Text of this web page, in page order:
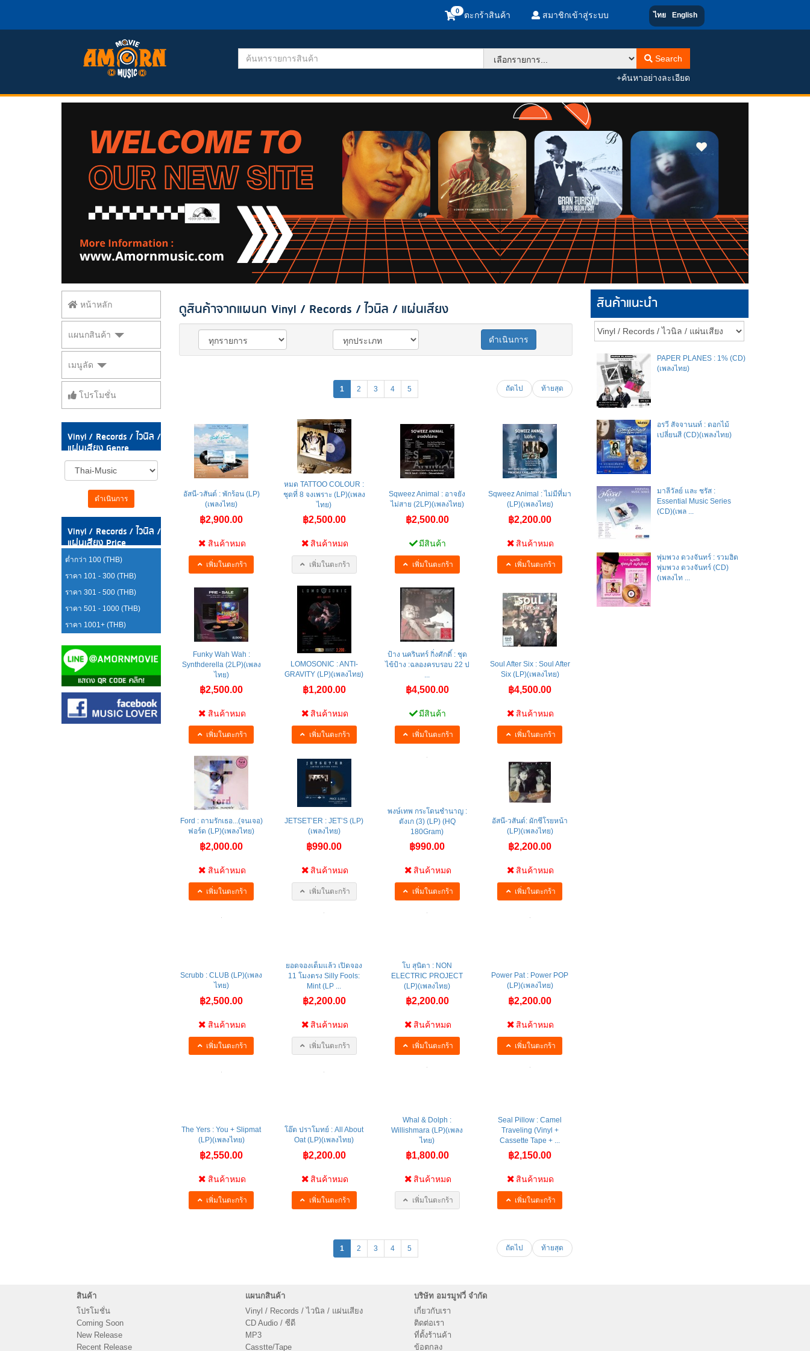
ตะกร้าสินค้า สมาชิกเข้าสู่ระบบ ไทย English
Search
+ค้นหาอย่างละเอียด
หน้าหลัก
แผนกสินค้า
เมนูลัด
โปรโมชั่น
Vinyl / Records / ไวนิล /
แผ่นเสียง Genre
ดำเนินการ
Vinyl / Records / ไวนิล /
แผ่นเสียง Price
ต่ำกว่า 100 (THB)
ราคา 101 - 300 (THB)
ราคา 301 - 500 (THB)
ราคา 501 - 1000 (THB)
ราคา 1001+ (THB)
ดูสินค้าจากแผนก Vinyl / Records / ไวนิล / แผ่นเสียง
ดำเนินการ
1 2 3 4 5 ถัดไป ท้ายสุด
อัสนี-วสันต์ : พักร้อน (LP)
(เพลงไทย)
฿2,900.00
สินค้าหมด
เพิ่มในตะกร้า
หมด TATTOO COLOUR :
ชุดที่ 8 จงเพราะ (LP)(เพลง
ไทย)
฿2,500.00
สินค้าหมด
เพิ่มในตะกร้า
Sqweez Animal : อาจยัง
ไม่สาย (2LP)(เพลงไทย)
฿2,500.00
มีสินค้า
เพิ่มในตะกร้า
Sqweez Animal : ไม่มีที่มา
(LP)(เพลงไทย)
฿2,200.00
สินค้าหมด
เพิ่มในตะกร้า
Funky Wah Wah :
Synthderella (2LP)(เพลง
ไทย)
฿2,500.00
สินค้าหมด
เพิ่มในตะกร้า
LOMOSONIC : ANTI-
GRAVITY (LP)(เพลงไทย)
฿1,200.00
สินค้าหมด
เพิ่มในตะกร้า
ป้าง นครินทร์ กิ่งศักดิ์ : ชุด
ไข้ป้าง :ฉลองครบรอบ 22 ป
...
฿4,500.00
มีสินค้า
เพิ่มในตะกร้า
Soul After Six : Soul After
Six (LP)(เพลงไทย)
฿4,500.00
สินค้าหมด
เพิ่มในตะกร้า
Ford : ถามรักเธอ...(จนเจอ)
ฟอร์ด (LP)(เพลงไทย)
฿2,000.00
สินค้าหมด
JETSET’ER : JET’S (LP)
(เพลงไทย)
฿990.00
สินค้าหมด
เพิ่มในตะกร้า
พงษ์เทพ กระโดนชำนาญ :
ตังเก (3) (LP) (HQ
180Gram)
฿990.00
สินค้าหมด
เพิ่มในตะกร้า
อัสนี-วสันต์: ผักชีโรยหน้า
(LP)(เพลงไทย)
฿2,200.00
สินค้าหมด
Scrubb : CLUB (LP)(เพลง
฿2,500.00
สินค้าหมด
เพิ่มในตะกร้า
ยอดจองเต็มแล้ว เปิดจอง
11 โมงตรง Silly Fools:
฿2,200.00
สินค้าหมด
เพิ่มในตะกร้า
โบ สุนิตา : NON
ELECTRIC PROJECT
฿2,200.00
สินค้าหมด
เพิ่มในตะกร้า
Power Pat : Power POP
฿2,200.00
สินค้าหมด
เพิ่มในตะกร้า
The Yers : You + Slipmat
฿2,550.00
สินค้าหมด
โอ๊ต ปราโมทย์ : All About
฿2,200.00
สินค้าหมด
Whal & Dolph :
Willishmara (LP)(เพลง
฿1,800.00
สินค้าหมด
Seal Pillow : Camel
Traveling (Vinyl +
฿2,150.00
สินค้าหมด
สินค้าแนะนำ
PAPER PLANES : 1% (CD)
(เพลงไทย)
อรวี สัจจานนท์ : ดอกไม้
เปลี่ยนสี (CD)(เพลงไทย)
มาลีวัลย์​ และ​ ชรัส​ :
Essential Music Series
(CD)(เพล ...
พุ่มพวง ดวงจันทร์ : รวมฮิต
พุ่มพวง ดวงจันทร์ (CD)
(เพลงไท ...
สินค้า
โปรโมชั่น
Coming Soon
แผนกสินค้า
Vinyl / Records / ไวนิล / แผ่นเสียง
CD Audio / ซีดี
บริษัท อมรมูฟวี่ จำกัด
เกี่ยวกับเรา
ติดต่อเรา